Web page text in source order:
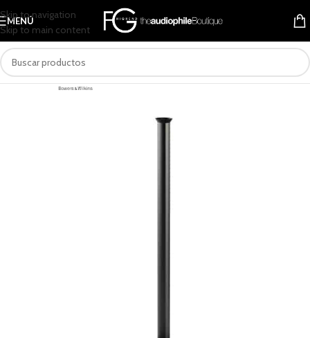
Skip to navigation
Skip to main content
MENÚ